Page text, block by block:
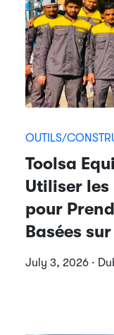
OUTILS/
Toolsa
Utiliser
pour
Basées
July 3, 2026 ·